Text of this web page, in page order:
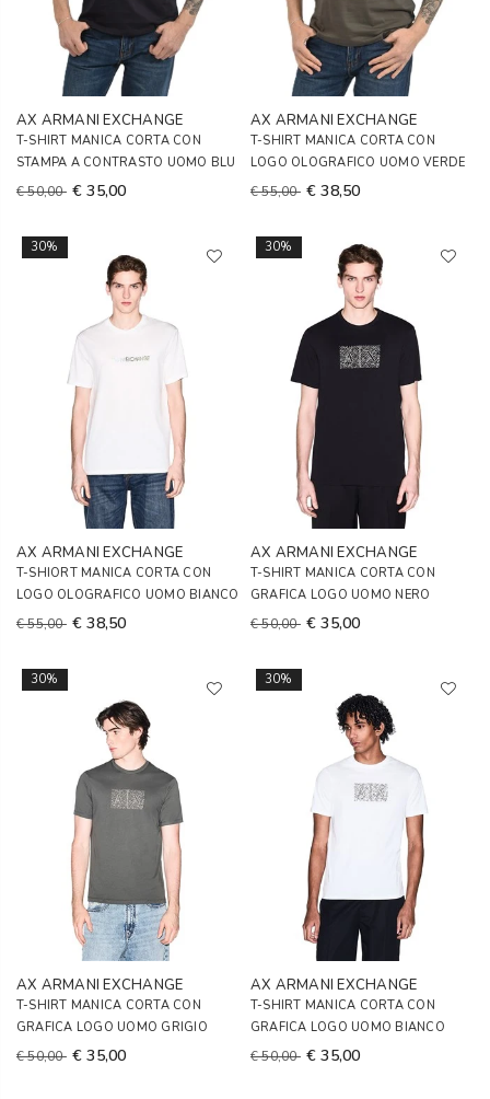
AX ARMANI EXCHANGE
T-SHIRT MANICA CORTA CON
STAMPA A CONTRASTO UOMO BLU
€ 50,00 € 35,00
AX ARMANI EXCHANGE
T-SHIRT MANICA CORTA CON
LOGO OLOGRAFICO UOMO VERDE
€ 55,00 € 38,50
30%
AX ARMANI EXCHANGE
T-SHIORT MANICA CORTA CON
LOGO OLOGRAFICO UOMO BIANCO
€ 55,00 € 38,50
30%
AX ARMANI EXCHANGE
T-SHIRT MANICA CORTA CON
GRAFICA LOGO UOMO NERO
€ 50,00 € 35,00
30%
AX ARMANI EXCHANGE
T-SHIRT MANICA CORTA CON
GRAFICA LOGO UOMO GRIGIO
€ 50,00 € 35,00
30%
AX ARMANI EXCHANGE
T-SHIRT MANICA CORTA CON
GRAFICA LOGO UOMO BIANCO
€ 50,00 € 35,00